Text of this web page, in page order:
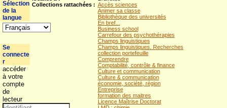
Collections rattachées : Accès sciences
Animer sa classe
Bibliothèque des universités
En bref...
Business school
Carrefour des psychothérapies
Champs linguistiques
Champs linguistiques. Recherches
collection portefeuille
Comprendre
Comptabilité, contrôle & finance
Culture et communication
Culture & communication
économie, société, région
Entreprise
formation des maitres
Licence Maîtrise Doctorat
Sélection
de la
langue
Se
connecte
r
accéder
à votre
compte
de
lecteur